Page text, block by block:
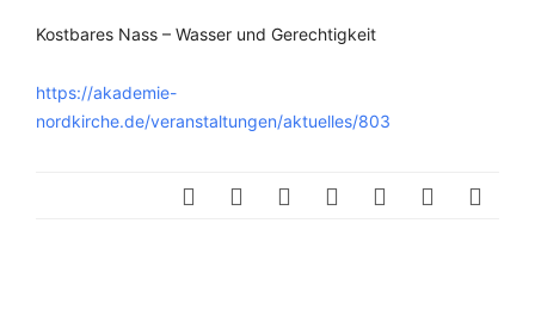
Kostbares Nass – Wasser und Gerechtigkeit
https://akademie-
nordkirche.de/veranstaltungen/aktuelles/803